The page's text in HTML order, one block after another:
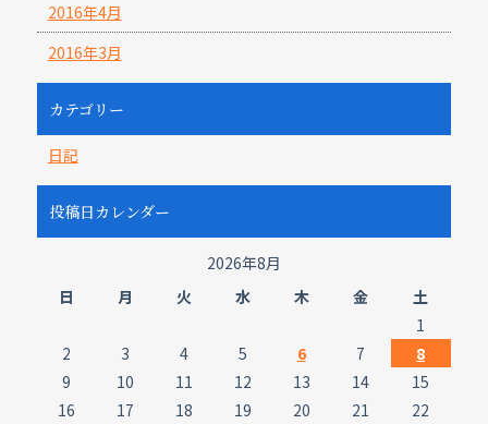
2016年4月
2016年3月
カテゴリー
日記
投稿日カレンダー
2026年8月
日
月 火 水 木 金
土
1
2
3 4 5 6 7
8
9
10 11 12 13 14
15
16
17 18 19 20 21 22